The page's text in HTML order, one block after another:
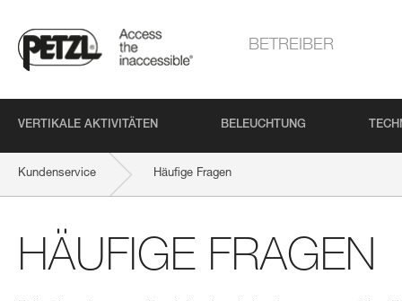
BETREIBER
VERTIKALE AKTIVITÄTEN BELEUCHTUNG
Kundenservice Häufige Fragen
HÄUFIGE FRAGEN